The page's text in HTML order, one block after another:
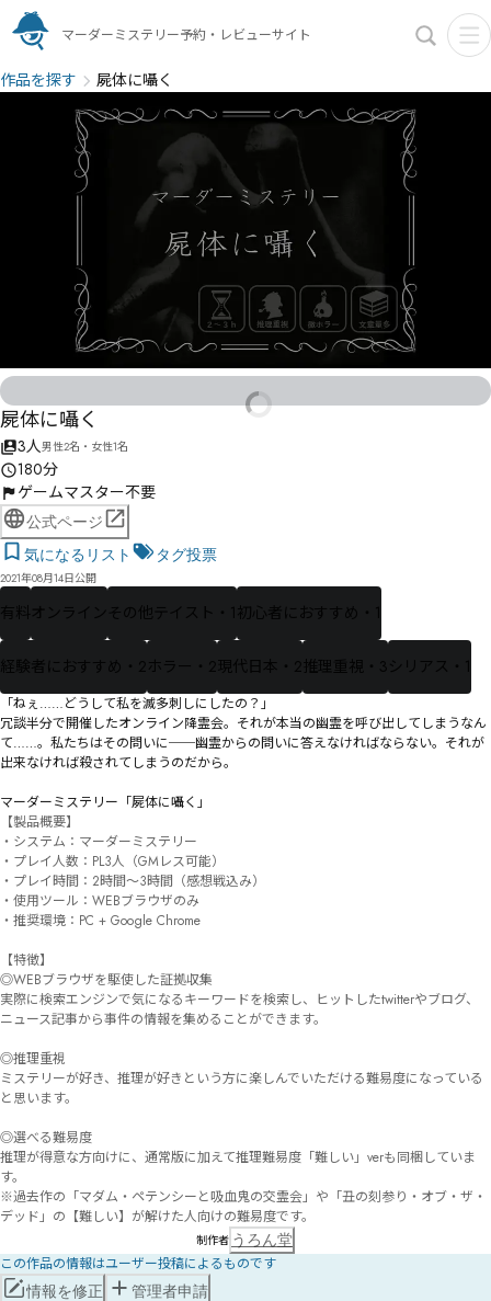
マーダーミステリー予約・レビューサイト
作品を探す 屍体に囁く
屍体に囁く
3人男性2名・女性1名
180分
ゲームマスター不要
公式ページ
気になるリスト
タグ投票
2021年08月14日公開
有料 オンライン その他テイスト・1初心者におすすめ・1
経験者におすすめ・2ホラー・2現代日本・2 推理重視・3 シリアス・1
「ねぇ……どうして私を滅多刺しにしたの？」
冗談半分で開催したオンライン降霊会。それが本当の幽霊を呼び出してしまうなん
て……。私たちはその問いに──幽霊からの問いに答えなければならない。それが
出来なければ殺されてしまうのだから。
マーダーミステリー「屍体に囁く」
【製品概要】
・システム：マーダーミステリー
・プレイ人数：PL3人（GMレス可能）
・プレイ時間：2時間～3時間（感想戦込み）
・使用ツール：WEBブラウザのみ
・推奨環境：PC + Google Chrome
【特徴】
◎WEBブラウザを駆使した証拠収集
実際に検索エンジンで気になるキーワードを検索し、ヒットしたtwitterやブログ、
ニュース記事から事件の情報を集めることができます。
◎推理重視
ミステリーが好き、推理が好きという方に楽しんでいただける難易度になっている
と思います。
◎選べる難易度
推理が得意な方向けに、通常版に加えて推理難易度「難しい」verも同梱していま
す。
※過去作の「マダム・ペテンシーと吸血鬼の交霊会」や「丑の刻参り・オブ・ザ・
デッド」の【難しい】が解けた人向けの難易度です。
制作者 うろん堂
この作品の情報はユーザー投稿によるものです
情報を修正 管理者申請